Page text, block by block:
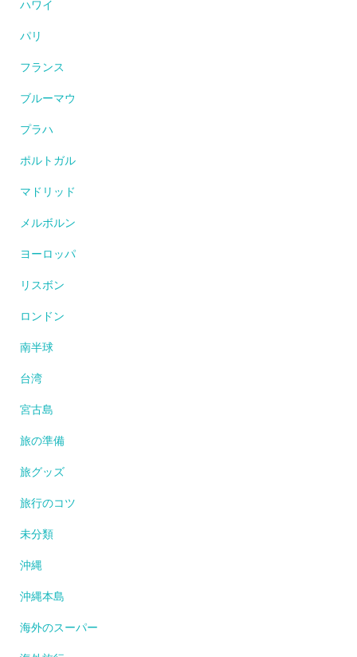
ハワイ
パリ
フランス
ブルーマウ
プラハ
ポルトガル
マドリッド
メルボルン
ヨーロッパ
リスボン
ロンドン
南半球
台湾
宮古島
旅の準備
旅グッズ
旅行のコツ
未分類
沖縄
沖縄本島
海外のスーパー